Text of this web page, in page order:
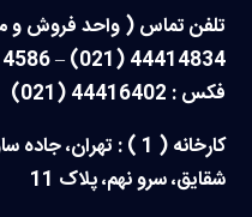
تلفن تماس ( واحد فروش و
44414834 (021) – 44414586 (021)
فکس : 44416402 (021)
کارخانه ( 1 ) :
شقایق، سرو نهم، پلاک 11